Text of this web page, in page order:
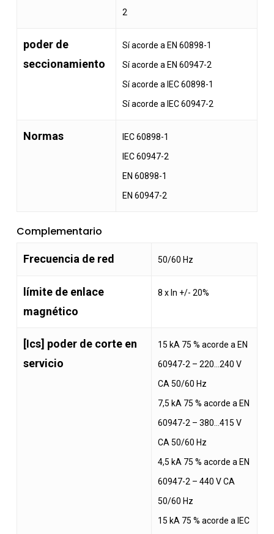
2
poder de
seccionamiento
Sí acorde a EN 60898-1
Sí acorde a EN 60947-2
Sí acorde a IEC 60898-1
Sí acorde a IEC 60947-2
Normas
IEC 60898-1
IEC 60947-2
EN 60898-1
EN 60947-2
Complementario
Frecuencia de red 50/60 Hz
límite de enlace
magnético
8 x In +/- 20%
[Ics] poder de corte en
servicio
15 kA 75 % acorde a EN
60947-2 – 220…240 V
CA 50/60 Hz
7,5 kA 75 % acorde a EN
60947-2 – 380…415 V
CA 50/60 Hz
4,5 kA 75 % acorde a EN
60947-2 – 440 V CA
50/60 Hz
15 kA 75 % acorde a IEC